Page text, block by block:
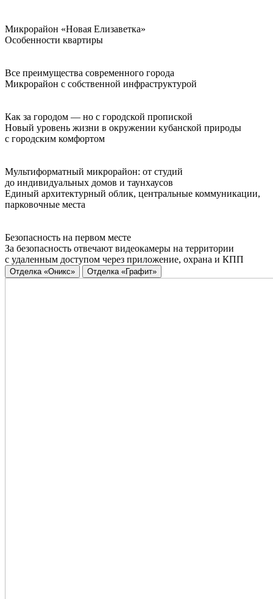
Микрорайон «Новая Елизаветка»
Особенности квартиры
Все преимущества современного города
Микрорайон с собственной инфраструктурой
Как за городом — но с городской пропиской
Новый уровень жизни в окружении кубанской природы
с городским комфортом
Мультиформатный микрорайон: от студий
до индивидуальных домов и таунхаусов
Единый архитектурный облик, центральные коммуникации,
парковочные места
Безопасность на первом месте
За безопасность отвечают видеокамеры на территории
с удаленным доступом через приложение, охрана и КПП
Отделка «Оникс» Отделка «Графит»